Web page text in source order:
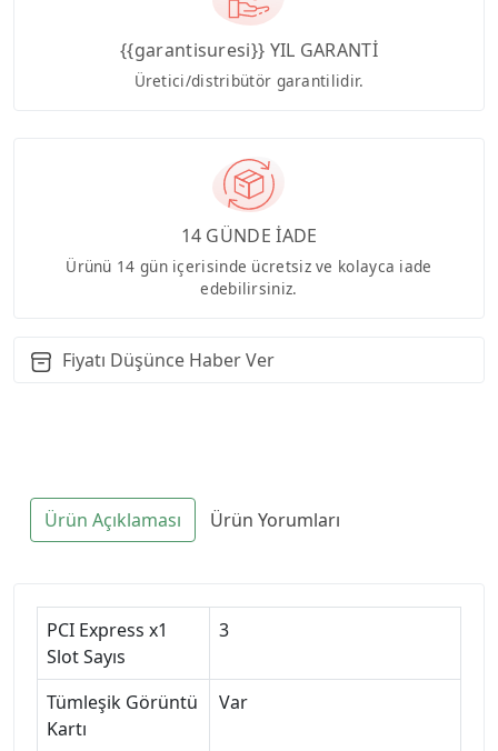
{{garantisuresi}} YIL GARANTİ
Üretici/distribütör garantilidir.
14 GÜNDE İADE
Ürünü 14 gün içerisinde ücretsiz ve kolayca iade
edebilirsiniz.
Fiyatı Düşünce Haber Ver
Ürün Açıklaması Ürün Yorumları
PCI Express x1
Slot Sayıs
3
Tümleşik Görüntü
Kartı
Var